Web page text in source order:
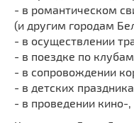
- в романтическом
(и другим городам
- в осуществлении
- в поездке по
- в сопровождении
- в детских
- в проведении кино-